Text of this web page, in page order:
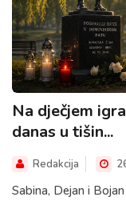
Na dječjem
danas u tišin...
Redakcija
Sabina, Dejan i